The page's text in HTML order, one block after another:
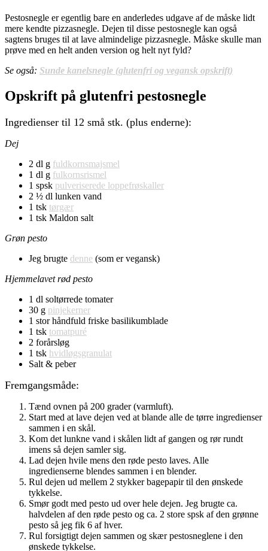
Pestosnegle er egentlig bare en anderledes udgave af de måske lidt
mere kendte pizzasnegle. Dejen til disse pestosnegle kan også
sagtens bruges til at lave almindelige pizzasnegle. Måske skulle man
prøve med en helt anden version og helt nyt fyld?
Se også: Sunde kanelsnegle (glutenfri og vegansk opskrift)
Opskrift på glutenfri pestosnegle
Ingredienser til 12 små stk. (plus enderne):
Dej
2 dl g fuldkornsmajsmel
1 dl g fulkornsrismel
1 spsk pulveriserede loppefrøskaller
2 ½ dl lunken vand
1 tsk tørgær
1 tsk Maldon salt
Grøn pesto
Jeg brugte denne (som er vegansk)
Hjemmelavet rød pesto
1 dl soltørrede tomater
30 g pinjekerner
1 stor håndfuld friske basilikumblade
1 tsk tomatpuré
2 forårsløg
1 tsk hvidløgsgranulat
Salt & peber
Fremgangsmåde:
Tænd ovnen på 200 grader (varmluft).
Start med at lave dejen ved at blande alle de tørre ingredienser
sammen i en skål.
Kom det lunkne vand i skålen lidt af gangen og rør rundt
imens så dejen samler sig.
Lad dejen hvile mens den røde pesto laves. Alle
ingredienserne blendes sammen i en blender.
Rul dejen ud mellem 2 stykker bagepapir til den ønskede
tykkelse.
Smør godt med pesto ud over hele dejen. Jeg brugte ca.
halvdelen af den røde pesto og ca. 2 store spsk af den grønne
pesto så jeg fik 6 af hver.
Rul forsigtigt dejen sammen og skær pestosneglene i den
ønskede tykkelse.